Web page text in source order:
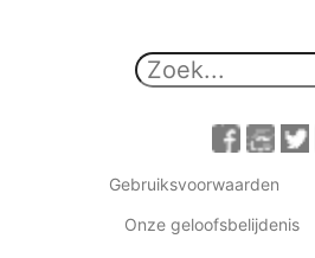
Gebruiksvoorwaarden
Onze geloofsbelijdenis